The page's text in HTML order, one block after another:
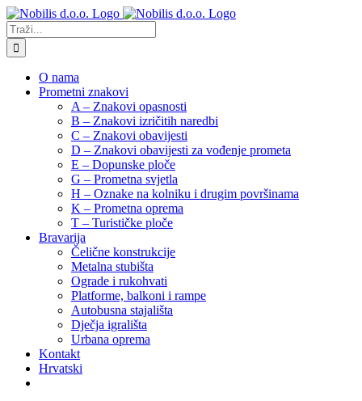
Skip
to
content
Traži...
O nama
Prometni znakovi
A – Znakovi opasnosti
B – Znakovi izričitih naredbi
C – Znakovi obavijesti
D – Znakovi obavijesti za vođenje prometa
E – Dopunske ploče
G – Prometna svjetla
H – Oznake na kolniku i drugim površinama
K – Prometna oprema
T – Turističke ploče
Bravarija
Čelične konstrukcije
Metalna stubišta
Ograde i rukohvati
Platforme, balkoni i rampe
Autobusna stajališta
Dječja igrališta
Urbana oprema
Kontakt
Hrvatski